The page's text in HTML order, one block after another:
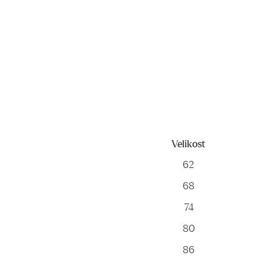
Velikost
Velikost
62
68
74
80
86